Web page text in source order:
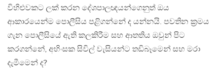
විහිළුවකට ලක් කරන දේශපාලඥයන්ගෙනුත් ඔය
ආකාරයෙන්ම පොලීසිය පළිගන්නේ ද යන්නයි. පවතින ක‍්‍රමය
ගැන පොලීසියේ ඇති කලකිරීම සහ ආතතිය ඔවුන් පිට
කරගන්නේ, අහිංසක සිවිල් වැසියන්ට තඩිබෑමෙන් සහ මරා
දැමීමෙන් ද?